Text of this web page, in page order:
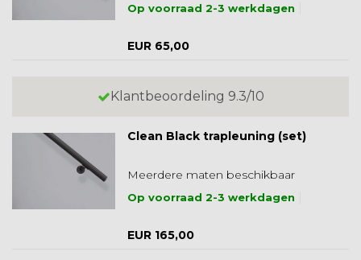
Op voorraad 2-3 werkdagen
EUR 65,00
Klantbeoordeling 9.3/10
Clean Black trapleuning (set)
Meerdere maten beschikbaar
Op voorraad 2-3 werkdagen
EUR 165,00